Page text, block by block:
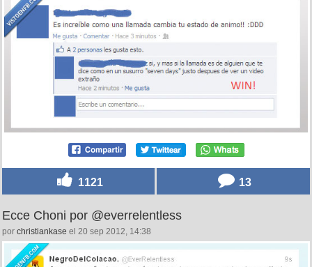
1121 13
Ecce Choni por @everrelentless
por christiankase el 20 sep 2012, 14:38